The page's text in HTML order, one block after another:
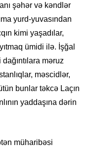
şəhər və kəndlər
yurd-yuvasından
kimi yaşadılar,
ümidi ilə. İşğal
məruz
məscidlər,
bunlar təkcə Laçın
yaddaşına dərin
müharibəsi